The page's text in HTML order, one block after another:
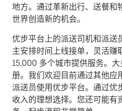
地方。通过革新出行、送餐和
世界创造新的机会。
优步平台上的派送司机和派送
主安排时间上线接单，灵活赚
15,000 多个城市提供服务。
册。我们欢迎目前通过其他应
派送员使用优步平台。通过优
收入的理想选择。您还可能有